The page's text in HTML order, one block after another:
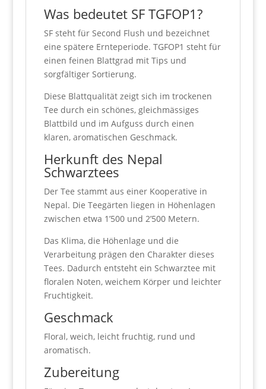
Was bedeutet SF TGFOP1?
SF steht für Second Flush und bezeichnet
eine spätere Ernteperiode. TGFOP1 steht für
einen feinen Blattgrad mit Tips und
sorgfältiger Sortierung.
Diese Blattqualität zeigt sich im trockenen
Tee durch ein schönes, gleichmässiges
Blattbild und im Aufguss durch einen
klaren, aromatischen Geschmack.
Herkunft des Nepal
Schwarztees
Der Tee stammt aus einer Kooperative in
Nepal. Die Teegärten liegen in Höhenlagen
zwischen etwa 1’500 und 2’500 Metern.
Das Klima, die Höhenlage und die
Verarbeitung prägen den Charakter dieses
Tees. Dadurch entsteht ein Schwarztee mit
floralen Noten, weichem Körper und leichter
Fruchtigkeit.
Geschmack
Floral, weich, leicht fruchtig, rund und
aromatisch.
Zubereitung